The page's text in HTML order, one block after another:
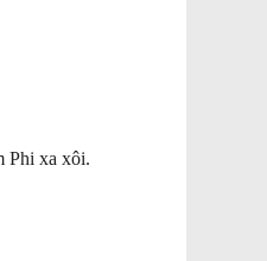
Phi xa xôi.